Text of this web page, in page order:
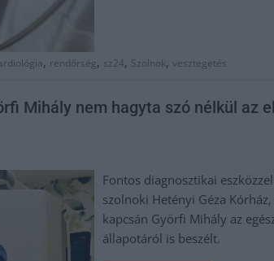
, rendőrség, sz24, Szolnok, vesztegetés
Mihály nem hagyta szó nélkül az
Fontos diagnosztikai
szolnoki Hetényi Géza Kórház,
kapcsán Györfi Mihály az
állapotáról is beszélt.